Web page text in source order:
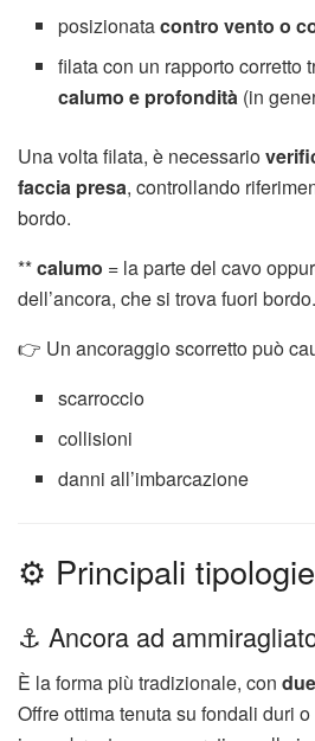
posizionatacontro vento o
filata con un rapporto corretto
calumo e profondità (in
Una volta filata, è necessario
faccia presa, controllando
bordo.
**calumo = la parte del cavo
dell’ancora, che si trova fuori bordo.
👉 Un ancoraggio scorretto può
scarroccio
collisioni
danni all’imbarcazione
⚙️ Principali
⚓ Ancora ad
È la forma più tradizionale, con
Offre ottima tenuta su fondali duri